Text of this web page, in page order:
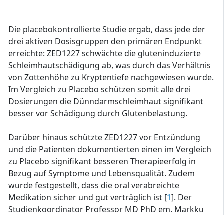
Die placebokontrollierte Studie ergab, dass jede der
drei aktiven Dosisgruppen den primären Endpunkt
erreichte: ZED1227 schwächte die gluteninduzierte
Schleimhautschädigung ab, was durch das Verhältnis
von Zottenhöhe zu Kryptentiefe nachgewiesen wurde.
Im Vergleich zu Placebo schützen somit alle drei
Dosierungen die Dünndarmschleimhaut signifikant
besser vor Schädigung durch Glutenbelastung.
Darüber hinaus schützte ZED1227 vor Entzündung
und die Patienten dokumentierten einen im Vergleich
zu Placebo signifikant besseren Therapieerfolg in
Bezug auf Symptome und Lebensqualität. Zudem
wurde festgestellt, dass die oral verabreichte
Medikation sicher und gut verträglich ist [1]. Der
Studienkoordinator Professor MD PhD em. Markku